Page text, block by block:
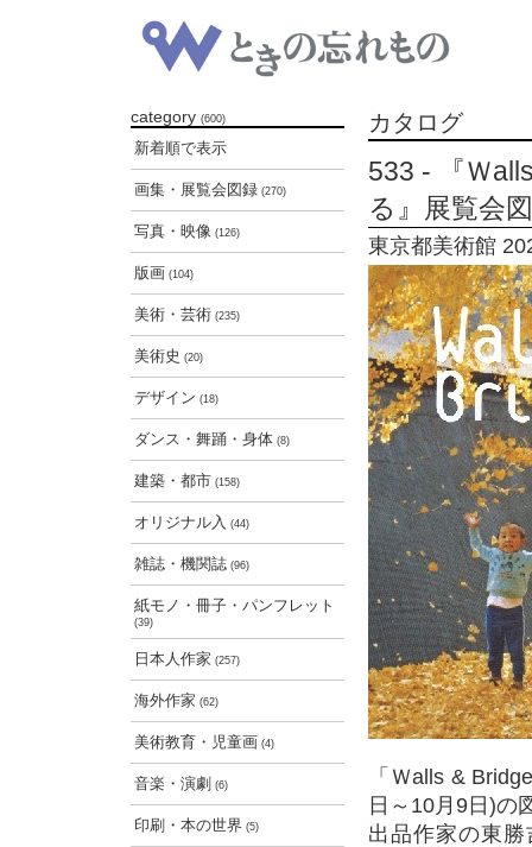
category (600)
新着順で表示
画集・展覧会図録 (270)
写真・映像 (126)
版画 (104)
美術・芸術 (235)
美術史 (20)
デザイン (18)
ダンス・舞踊・身体 (8)
建築・都市 (158)
オリジナル入 (44)
雑誌・機関誌 (96)
紙モノ・冊子・パンフレット
(39)
日本人作家 (257)
海外作家 (62)
美術教育・児童画 (4)
音楽・演劇 (6)
印刷・本の世界 (5)
カタログ
533 - 『Ｗ
る』展覧会
東京都美術館
「Ｗalls &
日～10月9日)の
出品作家の東